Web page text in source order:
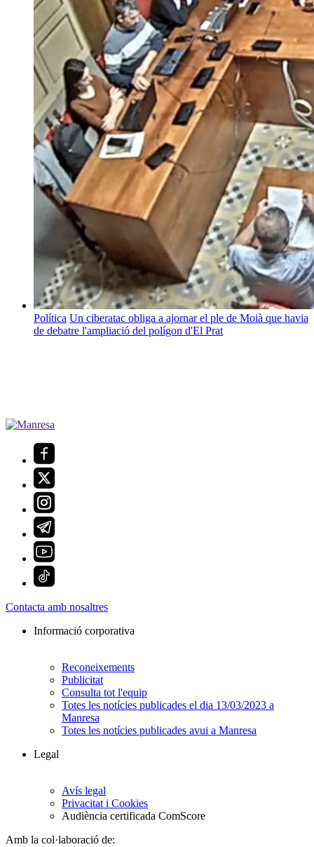
Política Un ciberatac obliga a ajornar el ple de Moià que havia
de debatre l'ampliació del polígon d'El Prat
Contacta amb nosaltres
Informació corporativa
Reconeixements
Publicitat
Consulta tot l'equip
Totes les notícies publicades el dia 13/03/2023 a
Manresa
Totes les notícies publicades avui a Manresa
Legal
Avís legal
Privacitat i Cookies
Audiència certificada ComScore
Amb la col·laboració de: